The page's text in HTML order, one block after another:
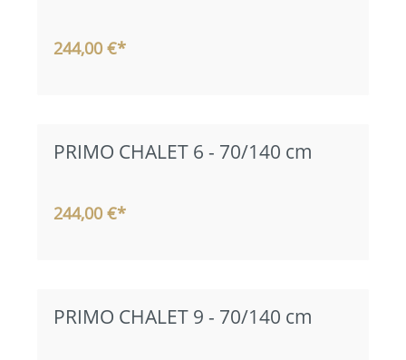
244,00 €*
PRIMO CHALET 6 - 70/140 cm
244,00 €*
PRIMO CHALET 9 - 70/140 cm